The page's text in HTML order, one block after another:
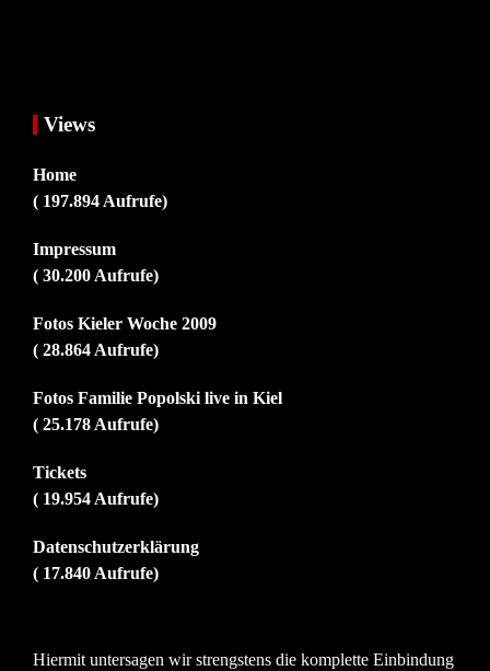
Views
Home
( 197.894 Aufrufe)
Impressum
( 30.200 Aufrufe)
Fotos Kieler Woche 2009
( 28.864 Aufrufe)
Fotos Familie Popolski live in Kiel
( 25.178 Aufrufe)
Tickets
( 19.954 Aufrufe)
Datenschutzerklärung
( 17.840 Aufrufe)
Hiermit untersagen wir strengstens die komplette Einbindung